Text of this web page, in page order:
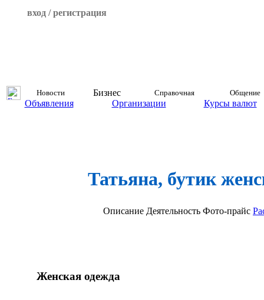
вход / регистрация
Новости Бизнес Справочная Общение
Объявления Организации Курсы валют
Татьяна, бутик
Описание Деятельность Фото-прайс
Женская одежда